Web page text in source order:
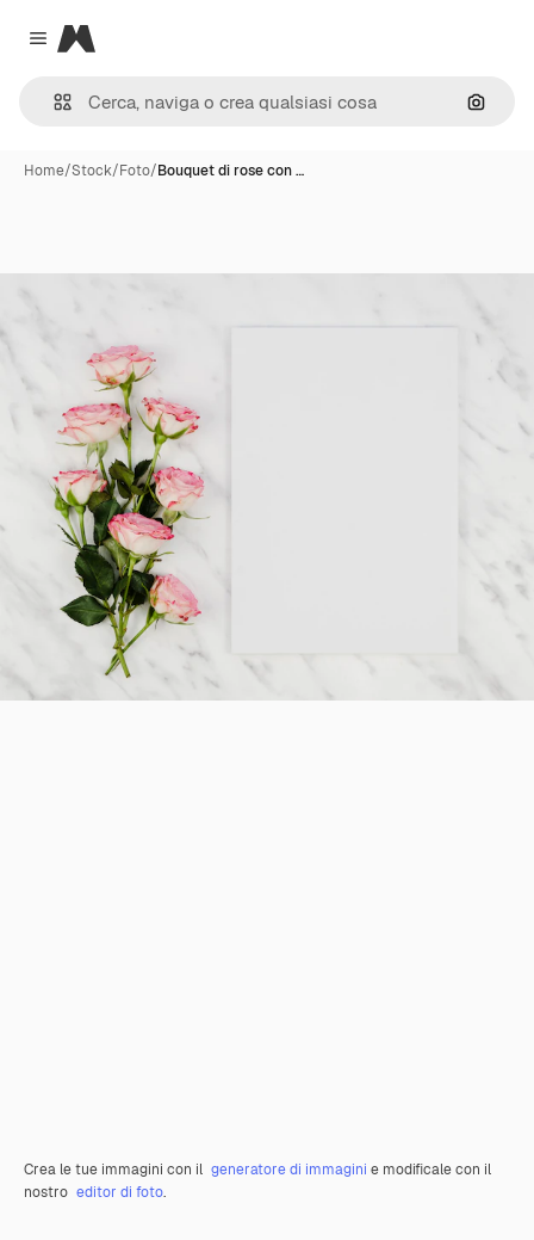
Close menu
Magnific
Cerca
Home/Stock/Foto/Bouquet di rose con …
Crea le tue immagini con il generatore di immagini e modificale con il
nostro editor di foto.